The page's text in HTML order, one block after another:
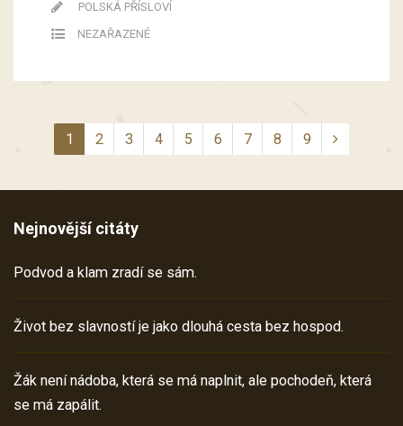
POLSKÁ PŘÍSLOVÍ
NEZAŘAZENÉ
1 2 3 4 5 6 7 8 9
Nejnovější citáty
Podvod a klam zradí se sám.
Život bez slavností je jako dlouhá cesta bez hospod.
Žák není nádoba, která se má naplnit, ale pochodeň, která
se má zapálit.